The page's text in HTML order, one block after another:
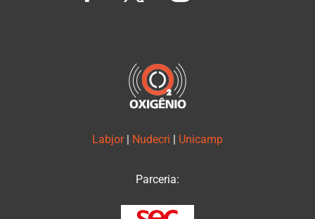
Labjor Nudecri Unicamp
Parceria: